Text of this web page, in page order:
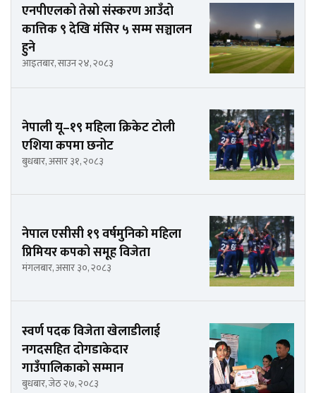
एनपीएलको तेस्रो संस्करण आउँदो
कात्तिक ९ देखि मंसिर ५ सम्म सञ्चालन
हुने
आइतबार, साउन २४, २०८३
नेपाली यू–१९ महिला क्रिकेट टोली
एशिया कपमा छनोट
बुधबार, असार ३१, २०८३
नेपाल एसीसी १९ वर्षमुनिको महिला
प्रिमियर कपको समूह विजेता
मंगलबार, असार ३०, २०८३
स्वर्ण पदक विजेता खेलाडीलाई
नगदसहित दोगडाकेदार
गाउँपालिकाको सम्मान
बुधबार, जेठ २७, २०८३